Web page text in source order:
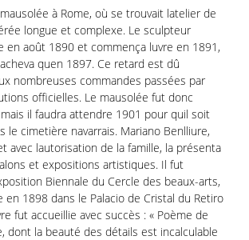
à Rome, où se trouvait latelier de
longue et complexe. Le sculpteur
en août 1890 et commença luvre en 1891,
quen 1897. Ce retard est dû
nombreuses commandes passées par
officielles. Le mausolée fut donc
il faudra attendre 1901 pour quil soit
le cimetière navarrais. Mariano Benlliure,
avec lautorisation de la famille, la présenta
et expositions artistiques. Il fut
Biennale du Cercle des beaux-arts,
1898 dans le Palacio de Cristal du Retiro
fut accueillie avec succès : « Poème de
dont la beauté des détails est incalculable